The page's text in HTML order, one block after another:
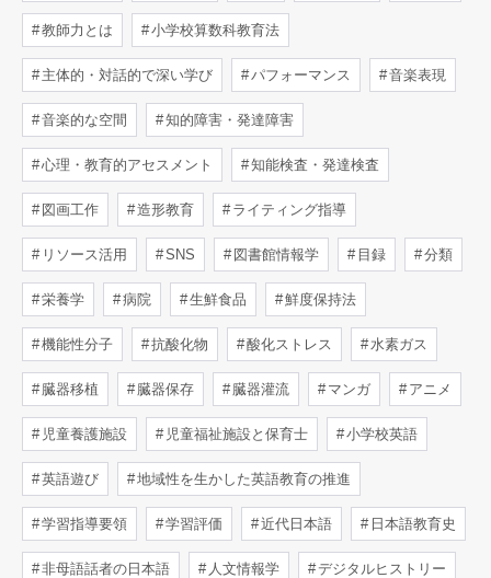
教師力とは 小学校算数科教育法
主体的・対話的で深い学び パフォーマンス 音楽表現
音楽的な空間 知的障害・発達障害
心理・教育的アセスメント 知能検査・発達検査
図画工作 造形教育 ライティング指導
リソース活用 SNS 図書館情報学 目録 分類
栄養学 病院 生鮮食品 鮮度保持法
機能性分子 抗酸化物 酸化ストレス 水素ガス
臓器移植 臓器保存 臓器灌流 マンガ アニメ
児童養護施設 児童福祉施設と保育士 小学校英語
英語遊び 地域性を生かした英語教育の推進
学習指導要領 学習評価 近代日本語 日本語教育史
非母語話者の日本語 人文情報学 デジタルヒストリー